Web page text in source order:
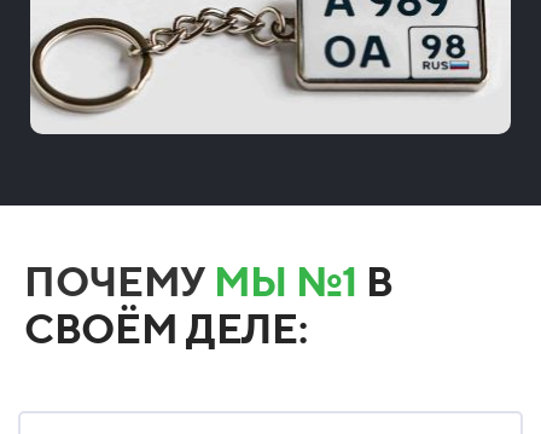
ПОЧЕМУ МЫ №1 В
СВОЁМ ДЕЛЕ: